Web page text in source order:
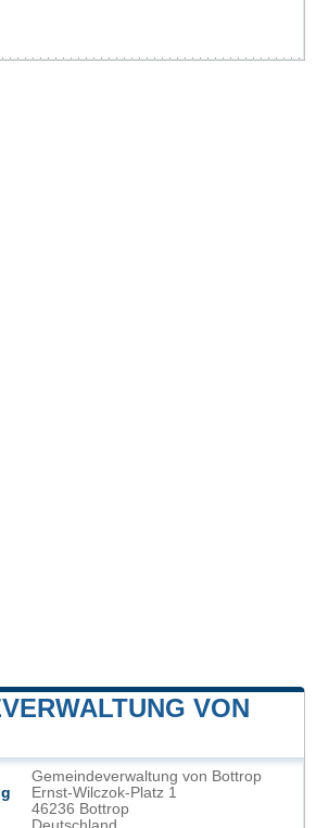
VON
Gemeindeverwaltung von Bottrop
Ernst-Wilczok-Platz 1
46236 Bottrop